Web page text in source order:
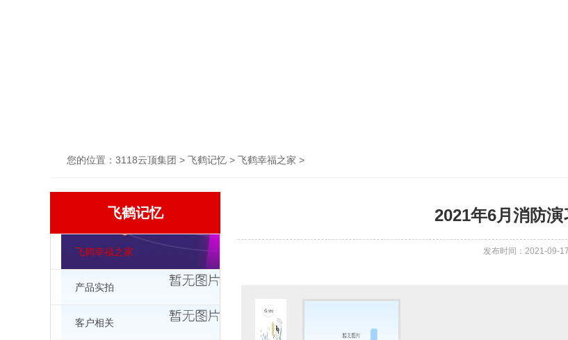
您的位置： 3118云顶集团 > 飞鹤记忆 > 飞鹤幸福之家 >
飞鹤记忆
飞鹤幸福之家
产品实拍
客户相关
2021年6月消防演
发布时间：2021-09-